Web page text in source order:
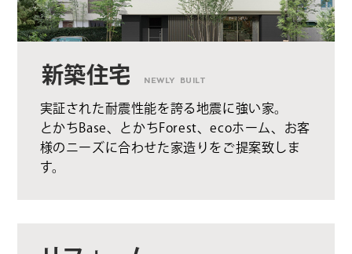
新築住宅 NEWLY BUILT
実証された耐震性能を誇る地震に強い家。
とかちBase、とかちForest、ecoホーム、お客
様のニーズに合わせた家造りをご提案致しま
す。